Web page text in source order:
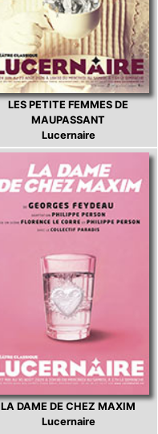
LES PETITE FEMMES DE
MAUPASSANT
Lucernaire
LA DAME DE CHEZ MAXIM
Lucernaire